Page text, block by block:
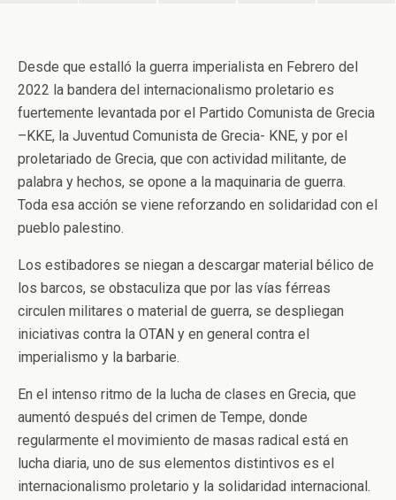
Desde que estalló la guerra imperialista en Febrero del
2022 la bandera del internacionalismo proletario es
fuertemente levantada por el Partido Comunista de Grecia
–KKE, la Juventud Comunista de Grecia- KNE, y por el
proletariado de Grecia, que con actividad militante, de
palabra y hechos, se opone a la maquinaria de guerra.
Toda esa acción se viene reforzando en solidaridad con el
pueblo palestino.
Los estibadores se niegan a descargar material bélico de
los barcos, se obstaculiza que por las vías férreas
circulen militares o material de guerra, se despliegan
iniciativas contra la OTAN y en general contra el
imperialismo y la barbarie.
En el intenso ritmo de la lucha de clases en Grecia, que
aumentó después del crimen de Tempe, donde
regularmente el movimiento de masas radical está en
lucha diaria, uno de sus elementos distintivos es el
internacionalismo proletario y la solidaridad internacional.